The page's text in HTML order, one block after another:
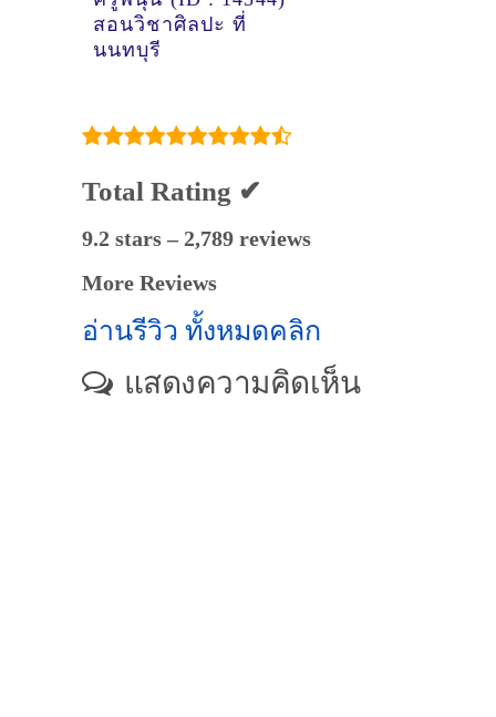
สอนวิชาศิลปะ ที่
นนทบุรี
Total Rating ✔
9.2 stars – 2,789 reviews
More Reviews
อ่านรีวิว ทั้งหมดคลิก
แสดงความคิดเห็น